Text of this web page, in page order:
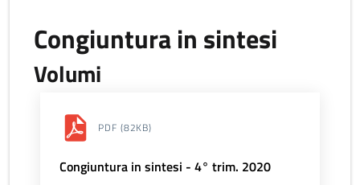
Congiuntura in sintesi
Volumi
PDF (82KB)
Congiuntura in sintesi - 4° trim. 2020